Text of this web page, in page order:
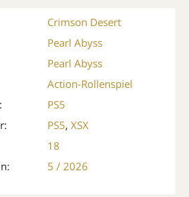
Crimson Desert
Pearl Abyss
Pearl Abyss
Action-Rollenspiel
PS5
PS5, XSX
18
5 / 2026